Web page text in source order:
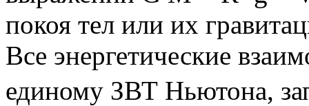
покоя тел или их
Все энергетические
единому ЗВТ Ньютона,